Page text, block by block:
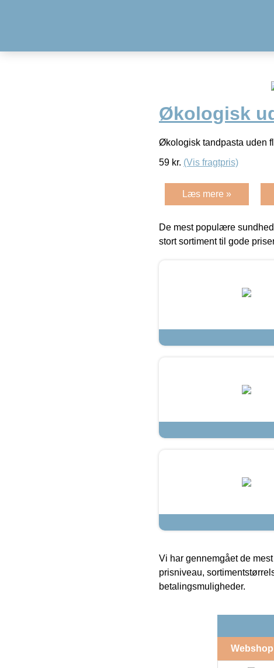
Økologisk
Økologisk tandpasta uden
59 kr. (Vis fragtpris)
Læs mere »
De mest populære
stort sortiment til gode
Vi har gennemgået de
prisniveau,
betalingsmuligheder.
Webshop